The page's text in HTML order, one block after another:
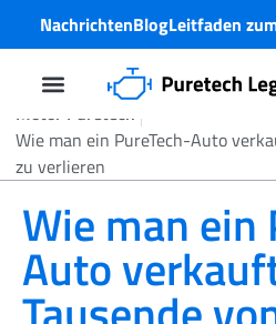
NachrichtenBlogLeitfaden
Motor Puretech
Wie man ein PureTech-Auto
zu verlieren
Wie man ein
Auto